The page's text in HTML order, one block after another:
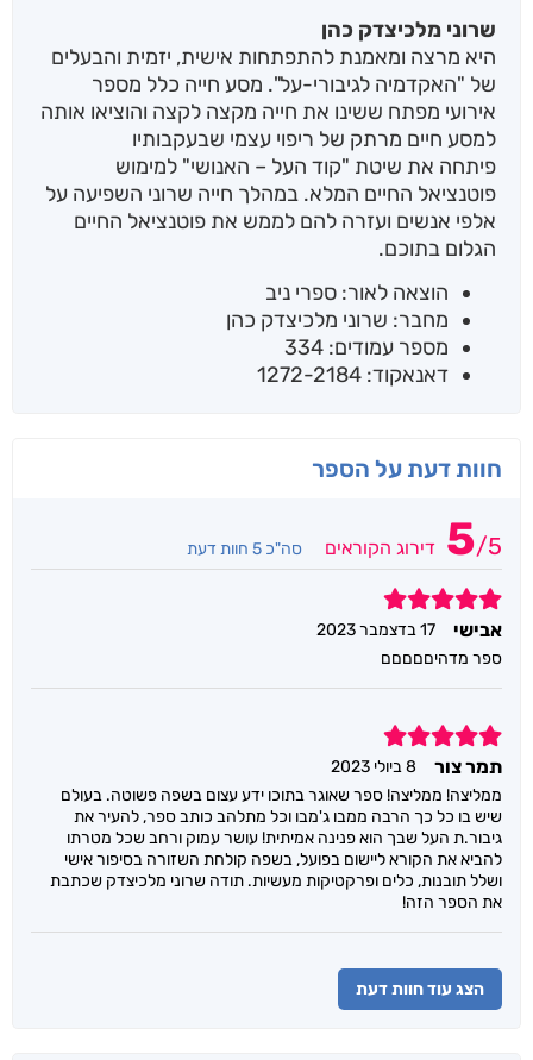
שרוני מלכיצדק כהן
היא מרצה ומאמנת להתפתחות אישית, יזמית והבעלים
של "האקדמיה לגיבורי-על". מסע חייה כלל מספר
אירועי מפתח ששינו את חייה מקצה לקצה והוציאו אותה
למסע חיים מרתק של ריפוי עצמי שבעקבותיו
פיתחה את שיטת "קוד העל – האנושי" למימוש
פוטנציאל החיים המלא. במהלך חייה שרוני השפיעה על
אלפי אנשים ועזרה להם לממש את פוטנציאל החיים
הגלום בתוכם.
הוצאה לאור: ספרי ניב
מחבר: שרוני מלכיצדק כהן
מספר עמודים: 334
דאנאקוד: 1272-2184
חוות דעת על הספר
5/5 דירוג הקוראים סה"כ 5 חוות דעת
5
אבישי
17 בדצמבר 2023
ספר מדהיםםםםם
5
תמר צור
8 ביולי 2023
ממליצה! ממליצה! ספר שאוגר בתוכו ידע עצום בשפה פשוטה. בעולם
שיש בו כל כך הרבה ממבו ג'מבו וכל מתלהב כותב ספר, להעיר את
גיבור.ת העל שבך הוא פנינה אמיתית! עושר עמוק ורחב שכל מטרתו
להביא את הקורא ליישום בפועל, בשפה קולחת השזורה בסיפור אישי
ושלל תובנות, כלים ופרקטיקות מעשיות. תודה שרוני מלכיצדק שכתבת
את הספר הזה!
הצג עוד חוות דעת